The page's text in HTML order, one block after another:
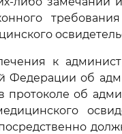
к
Федерации об
протоколе об